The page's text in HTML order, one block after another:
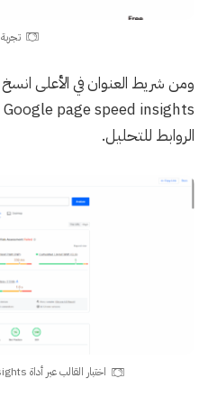
ومن شريط العنوان في الأعلى
الروابط للتحليل.
اختبار القالب عبر أداة Google Page Speed insights